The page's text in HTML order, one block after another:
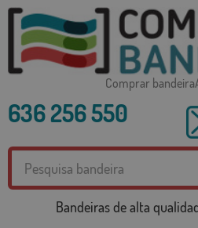
Comprar
636 256 550
Bandeiras de alta